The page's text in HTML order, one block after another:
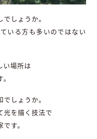
しょうか。
いる方も多いのではない
い場所は
しょうか。
光を描く技法で
す。